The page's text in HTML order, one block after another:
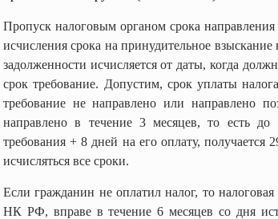
Пропуск налоговым органом срока направления
исчисления срока на принудительное
задолженности исчисляется от даты, когда
срок требование. Допустим, срок уплаты
требование не направлено или направлено
направлено в течение 3 месяцев, то есть
требования + 8 дней на его оплату, получается
исчисляться все сроки.
Если гражданин не оплатил налог, то
НК РФ, вправе в течение 6 месяцев со дня